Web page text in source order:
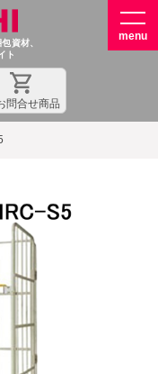
資材、
ト
問合せ商品